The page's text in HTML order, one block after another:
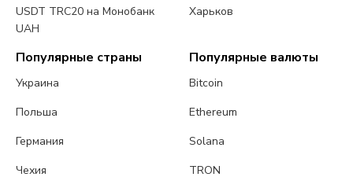
USDT TRC20 на Монобанк
UAH
Харьков
Популярные страны
Украина
Польша
Германия
Чехия
Популярные валюты
Bitcoin
Ethereum
Solana
TRON